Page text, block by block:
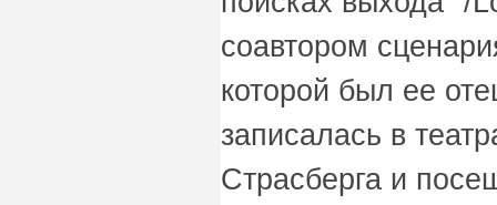
соавтором
которой был ее
записалась в
Страсберга и